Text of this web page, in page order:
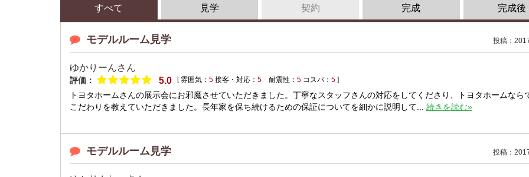
すべて 見学 契約 完成 完成後
モデルルーム見学 投稿：
ゆかりーんさん
評価： 5.0 [ 雰囲気： 5 接客・対応： 5 耐震性： 5 コスパ： 5 ]
トヨタホームさんの展示会にお邪魔させていただきました。丁寧なスタッフさんの対応をしてくださり、トヨタホームなら
こだわりを教えていただきました。長年家を保ち続けるための保証についてを細かに説明して... 続きを読む»
モデルルーム見学 投稿：